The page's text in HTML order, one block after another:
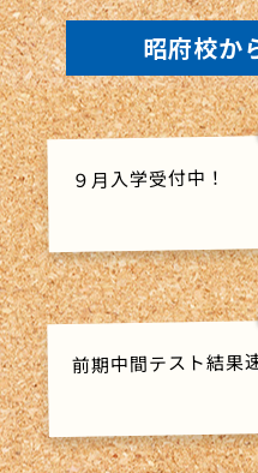
昭府校か
９月入学受付中！
前期中間テスト結果